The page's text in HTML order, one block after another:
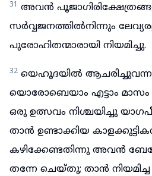
31 അവൻ
സർവ്വജനത്തിൽനിന്നും
പുരോഹിതന്മാരായി നിയമിച്ചു.
32 യെഹൂദയിൽ
യൊരോബെയാം എട്ടാം മാസം
ഒരു ഉത്സവം നിശ്ചയിച്ചു
താൻ ഉണ്ടാക്കിയ
കഴിക്കേണ്ടതിന്നു അവൻ
തന്നേ ചെയ്തു; താൻ നിയമിച്ച